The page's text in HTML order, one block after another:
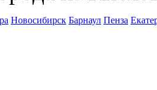
Новосибирск Барнаул Пенза